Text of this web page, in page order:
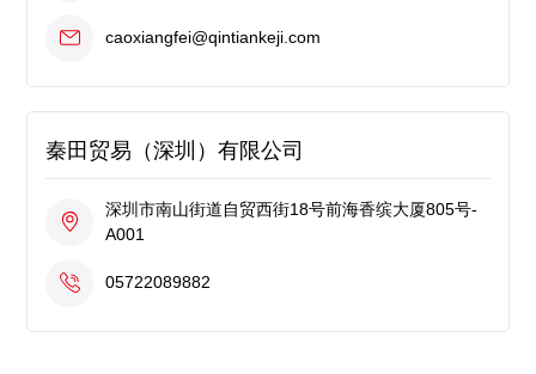
caoxiangfei@qintiankeji.com
秦田贸易（深圳）有限公司
深圳市南山街道自贸西街18号前海香缤大厦805号-
A001
05722089882